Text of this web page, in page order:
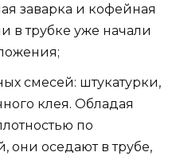
заварка и кофейная
в трубке уже начали
смесей: штукатурки,
клея. Обладая
по
они оседают в трубе,